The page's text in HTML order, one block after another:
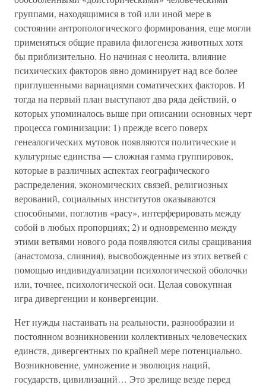
группами, находящимися в той или иной мере в
состоянии антропологического формирования, еще могли
применяться общие правила филогенеза животных хотя
бы приблизительно. Но начиная с неолита, влияние
психических факторов явно доминирует над все более
приглушенными вариациями соматических факторов. И
тогда на первый план выступают два ряда действий, о
которых упоминалось выше при описании основных черт
процесса гоминизации: 1) прежде всего поверх
генеалогических мутовок появляются политические и
культурные единства — сложная гамма группировок,
которые в различных аспектах географического
распределения, экономических связей, религиозных
верований, социальных институтов оказываются
способными, поглотив «расу», интерферировать между
собой в любых пропорциях; 2) и одновременно между
этими ветвями нового рода появляются силы сращивания
(анастомоза, слияния), высвобожденные из этих ветвей с
помощью индивидуализации психологической оболочки
или, точнее, психологической оси. Целая совокупная
игра дивергенции и конвергенции.
Нет нужды настаивать на реальности, разнообразии и
постоянном возникновении коллективных человеческих
единств, дивергентных по крайней мере потенциально.
Возникновение, умножение и эволюция наций,
государств, цивилизаций… Это зрелище везде перед